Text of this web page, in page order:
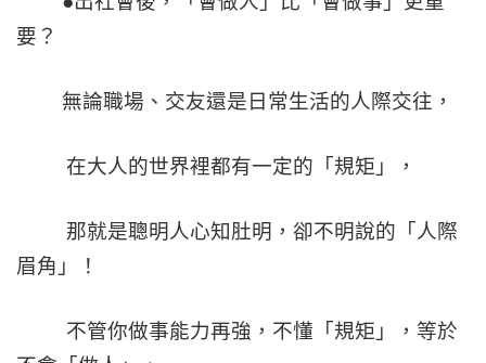
要？
無論職場、交友還是日常生活的人際交往，
在大人的世界裡都有一定的「規矩」，
那就是聰明人心知肚明，卻不明說的「人際
眉角」！
不管你做事能力再強，不懂「規矩」，等於